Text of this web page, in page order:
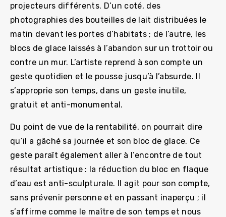
projecteurs différents. D’un coté, des
photographies des bouteilles de lait distribuées le
matin devant les portes d’habitats ; de l’autre, les
blocs de glace laissés à l’abandon sur un trottoir ou
contre un mur. L’artiste reprend à son compte un
geste quotidien et le pousse jusqu’à l’absurde. Il
s’approprie son temps, dans un geste inutile,
gratuit et anti-monumental.
Du point de vue de la rentabilité, on pourrait dire
qu’il a gâché sa journée et son bloc de glace. Ce
geste paraît également aller à l’encontre de tout
résultat artistique : la réduction du bloc en flaque
d’eau est anti-sculpturale. Il agit pour son compte,
sans prévenir personne et en passant inaperçu ; il
s’affirme comme le maître de son temps et nous